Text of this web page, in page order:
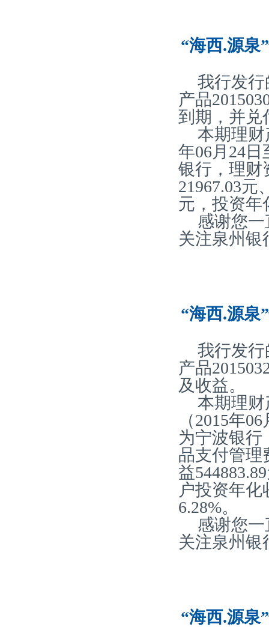
“海西.源泉
我行发行
产品
到期，并兑
本期理财
年06月24
银行，理财
21967.03元
元，投资年
感谢您
关注泉州银
“海西.源泉
我行发行
产品
及收益。
本期理财
（2015年
为宁波银行
品支付管理
益
户投资年化
6.28%。
感谢您
关注泉州银
“海西.源泉